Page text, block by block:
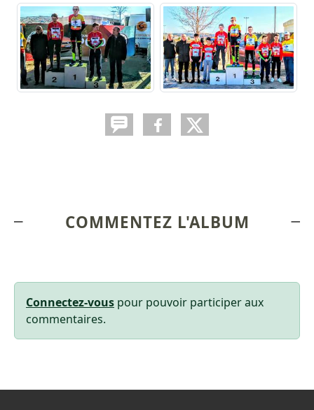
COMMENTEZ L'ALBUM
Connectez-vous pour pouvoir participer aux
commentaires.